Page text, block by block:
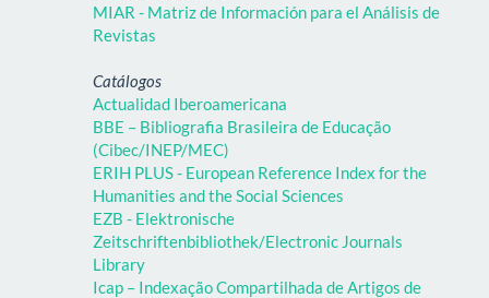
MIAR - Matriz de Información para el Análisis de
Revistas
Catálogos
Actualidad Iberoamericana
BBE – Bibliografia Brasileira de Educação
(Cibec/INEP/MEC)
ERIH PLUS - European Reference Index for the
Humanities and the Social Sciences
EZB - Elektronische
Zeitschriftenbibliothek/Electronic Journals
Library
Icap – Indexação Compartilhada de Artigos de